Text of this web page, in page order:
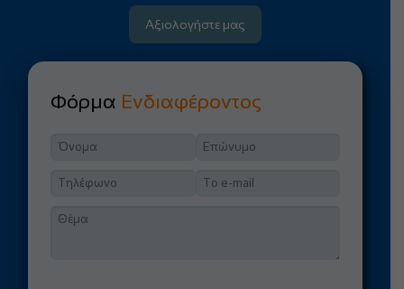
Αξιολογήστε μας
Φόρμα Ενδιαφέροντος